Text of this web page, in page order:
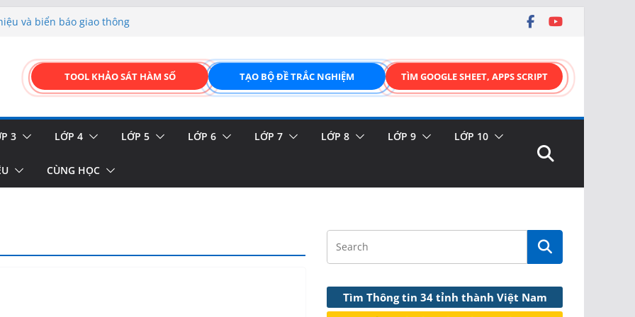
và biển báo giao thông
của thực vật
DIỆN ĐỈNH CAO &
TOOL KHẢO SÁT HÀM SỐ TẠO BỘ ĐỀ TRẮC NGHIỆM TÌM GOOGLE SHEET, APPS SCRIPT
3 LỚP 4 LỚP 5 LỚP 6 LỚP 7 LỚP 8 LỚP 9 LỚP 10
CÙNG HỌC
Tìm Thông tin 34 tỉnh thành Việt Nam